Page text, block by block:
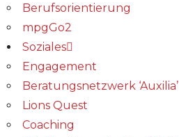
Berufsorientierung
mpgGo2
Soziales
Engagement
Beratungsnetzwerk ‘Auxilia’
Lions Quest
Coaching